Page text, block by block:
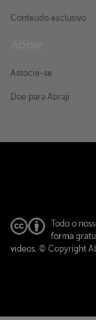
Conteúdo exclusivo
Associe-se
Doe para Abraji
Todo o
forma
vídeos. © Copyright